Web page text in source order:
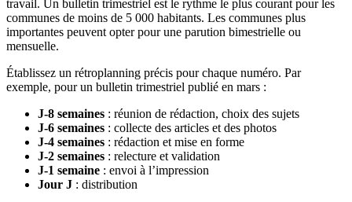
travail. Un bulletin trimestriel est le rythme le plus courant pour les
communes de moins de 5 000 habitants. Les communes plus
importantes peuvent opter pour une parution bimestrielle ou
mensuelle.
Établissez un rétroplanning précis pour chaque numéro. Par
exemple, pour un bulletin trimestriel publié en mars :
J-8 semaines : réunion de rédaction, choix des sujets
J-6 semaines : collecte des articles et des photos
J-4 semaines : rédaction et mise en forme
J-2 semaines : relecture et validation
J-1 semaine : envoi à l’impression
Jour J : distribution